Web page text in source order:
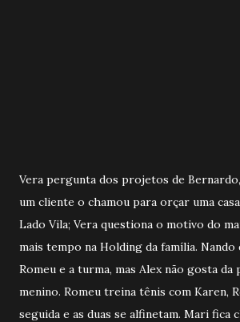
Vera pergunta dos projetos de
um cliente o chamou para orçar uma
Lado Vila; Vera questiona o motivo do
mais tempo na Holding da família. Nando
Romeu e a turma, mas Alex não gosta da
menino. Romeu treina tênis com Karen,
seguida e as duas se alfinetam. Mari fica